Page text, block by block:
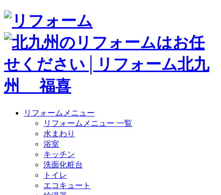
リフォームメニュー
リフォームメニュー 一覧
水まわり
浴室
キッチン
洗面化粧台
トイレ
エコキュート